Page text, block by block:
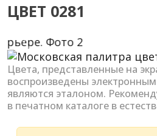
ЦВЕТ 0281
Previous
Цвета, представленные на
воспроизведены
являются эталоном.
в печатном каталоге в